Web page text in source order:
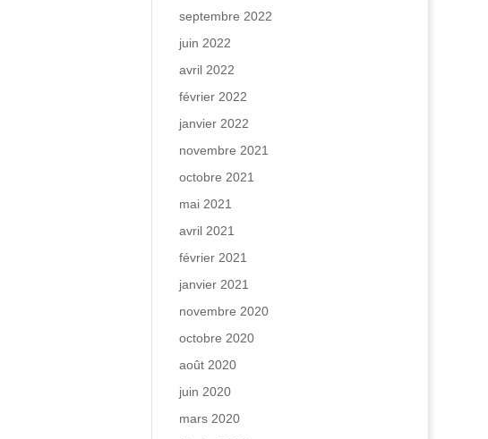
septembre 2022
juin 2022
avril 2022
février 2022
janvier 2022
novembre 2021
octobre 2021
mai 2021
avril 2021
février 2021
janvier 2021
novembre 2020
octobre 2020
août 2020
juin 2020
mars 2020